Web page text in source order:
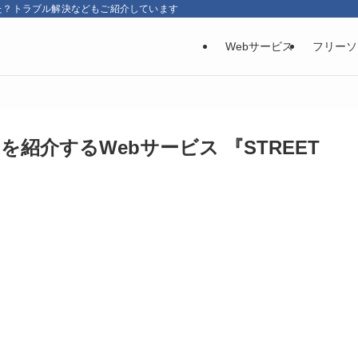
トラブル解決などもご紹介しています
Webサービス フリー
紹介するWebサービス 『STREET